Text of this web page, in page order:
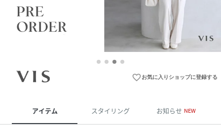
favorite_borderお気に入りショップに登録する
アイテム スタイリング お知らせ NEW